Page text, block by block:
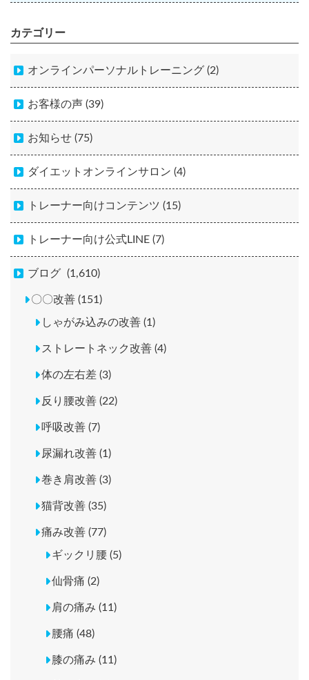
カテゴリー
オンラインパーソナルトレーニング (2)
お客様の声 (39)
お知らせ (75)
ダイエットオンラインサロン (4)
トレーナー向けコンテンツ (15)
トレーナー向け公式LINE (7)
ブログ (1,610)
〇〇改善 (151)
しゃがみ込みの改善 (1)
ストレートネック改善 (4)
体の左右差 (3)
反り腰改善 (22)
呼吸改善 (7)
尿漏れ改善 (1)
巻き肩改善 (3)
猫背改善 (35)
痛み改善 (77)
ギックリ腰 (5)
仙骨痛 (2)
肩の痛み (11)
腰痛 (48)
膝の痛み (11)